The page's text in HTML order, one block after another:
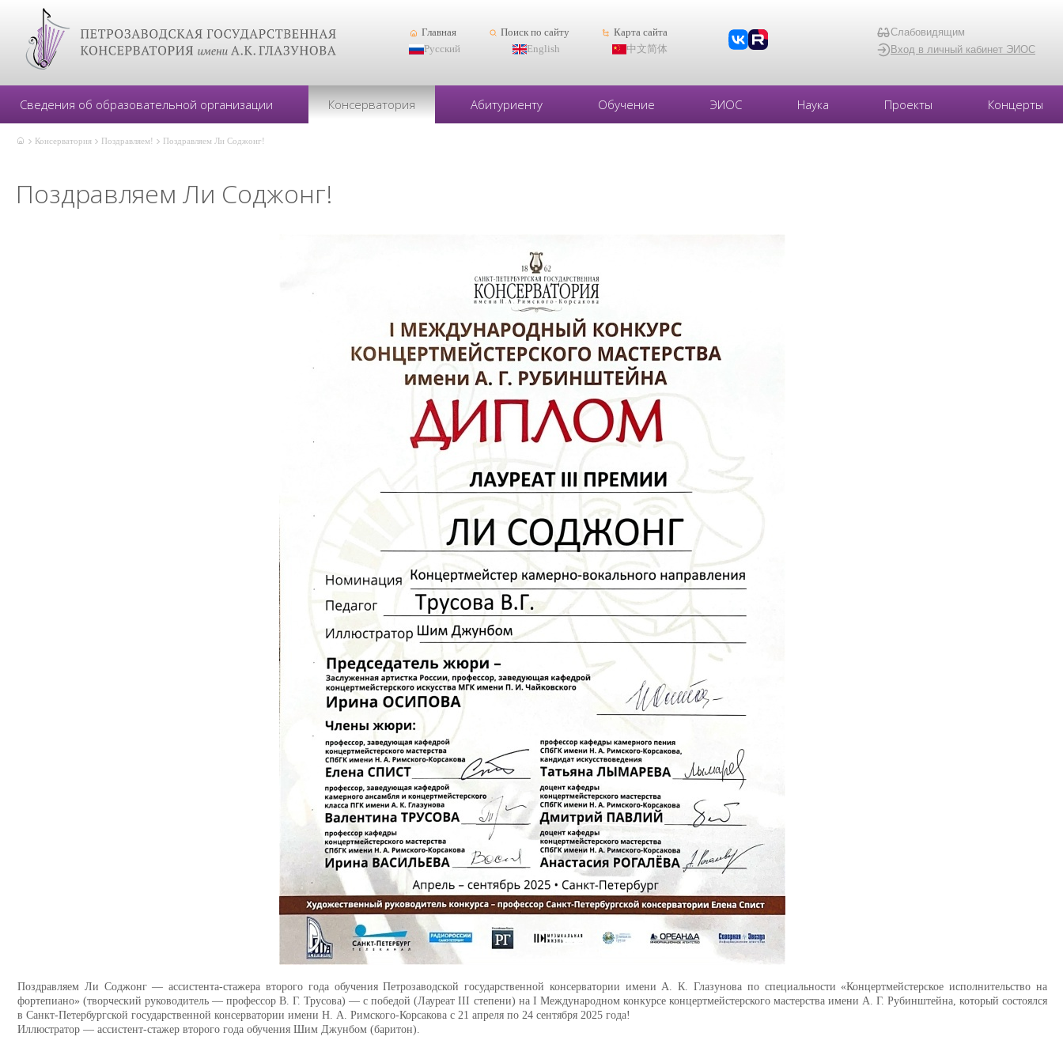
Главная Поиск по сайту
Карта сайта
Русский
English 中文简体
Слабовидящим
Вход в личный кабинет ЭИОС
Сведения об образовательной организации Консерватория Абитуриенту Обучение ЭИОС Наука Проекты Концерты
Консерватория Поздравляем! Поздравляем Ли Соджонг!
Поздравляем Ли Соджонг!
Поздравляем Ли Соджонг — ассистента-стажера второго года обучения Петрозаводской государственной консерватории имени А. К. Глазунова по специальности «Концертмейстерское исполнительство на
фортепиано» (творческий руководитель — профессор В. Г. Трусова) — с победой (Лауреат III степени) на I Международном конкурсе концертмейстерского мастерства имени А. Г. Рубинштейна, который состоялся
в Санкт-Петербургской государственной консерватории имени Н. А. Римского-Корсакова с 21 апреля по 24 сентября 2025 года!
Иллюстратор — ассистент-стажер второго года обучения Шим Джунбом (баритон).